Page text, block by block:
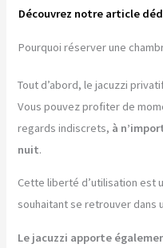
Découvrez notre article
Pourquoi réserver une
Tout d’abord, le jacuzzi
Vous pouvez profiter de
regards indiscrets, à
nuit.
Cette liberté d’utilisation est
souhaitant se retrouver dans
Le jacuzzi apporte